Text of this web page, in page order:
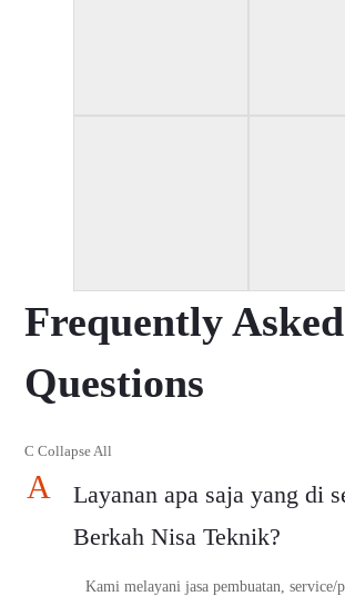
Frequently Asked
Questions
C Collapse All
A
Layanan apa saja yang di
Berkah Nisa Teknik?
Kami melayani jasa pembuatan, service/